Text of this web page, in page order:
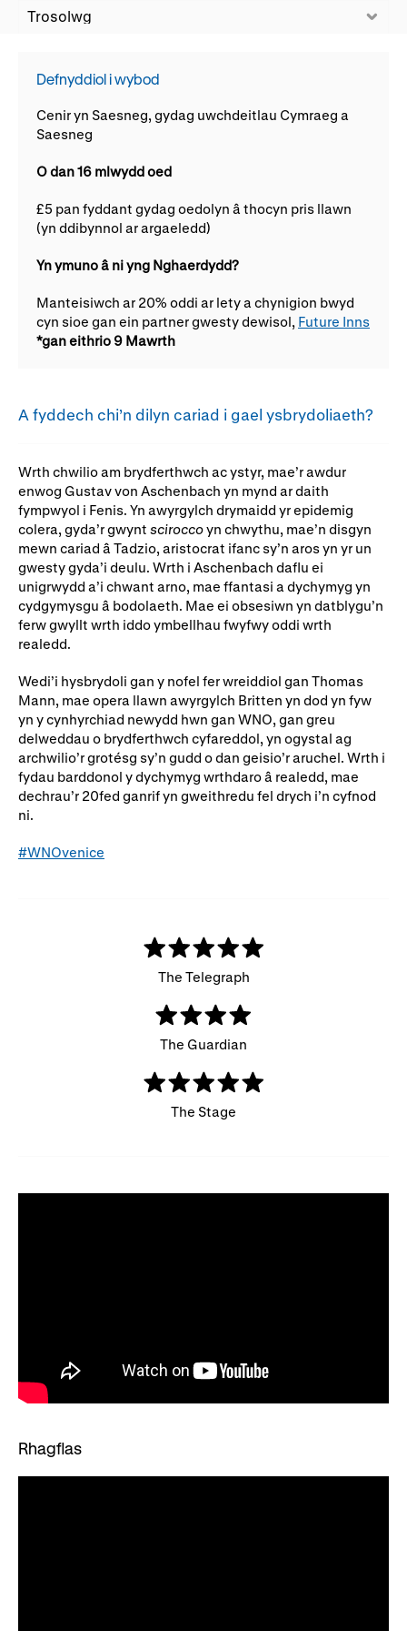
Ein hanes
Darganfod opera
Digwyddiadau a Phrofiadau
Phrifysgolion
Cefnogwch ni
Cyfrannwch nawr
Rhoddion mewn Ewyllysiau
A fyddech chi’n dilyn cariad i gael ysbrydoliaeth?
Wrth chwilio am brydferthwch ac ystyr, mae’r awdur
enwog Gustav von Aschenbach yn mynd ar daith
fympwyol i Fenis. Yn awyrgylch drymaidd yr epidemig
colera, gyda’r gwynt sciroccoyn chwythu, mae’n disgyn
mewn cariad â Tadzio, aristocrat ifanc sy’n aros yn yr un
gwesty gyda’i deulu. Wrth i Aschenbach daflu ei
unigrwydd a’i chwant arno, mae ffantasi a dychymyg yn
cydgymysgu â bodolaeth. Mae ei obsesiwn yn datblygu’n
ferw gwyllt wrth iddo ymbellhau fwyfwy oddi wrth
realedd.
Wedi’i hysbrydoli gan y nofel fer wreiddiol gan Thomas
Mann, mae opera llawn awyrgylch Britten yn dod yn fyw
yn y cynhyrchiad newydd hwn gan WNO, gan greu
delweddau o brydferthwch cyfareddol, yn ogystal ag
archwilio’r grotésg sy’n gudd o dan geisio’r aruchel. Wrth i
fydau barddonol y dychymyg wrthdaro â realedd, mae
dechrau’r 20fed ganrif yn gweithredu fel drych i’n cyfnod
ni.
#WNOvenice
The Telegraph
The Guardian
The Stage
Rhagflas
Defnyddiol i wybod
Cenir yn Saesneg, gydag uwchdeitlau Cymraeg a
Saesneg
O dan 16 mlwydd oed
£5 pan fyddant gydag oedolyn â thocyn pris llawn
(yn ddibynnol ar argaeledd)
Yn ymuno â ni yng Nghaerdydd?
Manteisiwch ar 20% oddi ar lety a chynigion bwyd
cyn sioe gan ein partner gwesty dewisol, Future Inns
*gan eithrio 9 Mawrth